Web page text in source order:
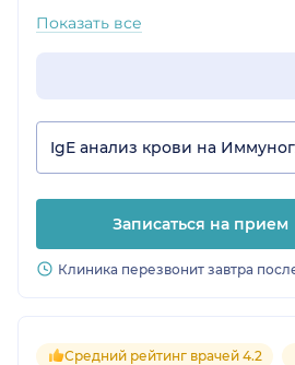
Показать все
IgE анализ крови на
Записаться на прием
Клиника перезвонит завтра
Средний рейтинг врачей 4.2